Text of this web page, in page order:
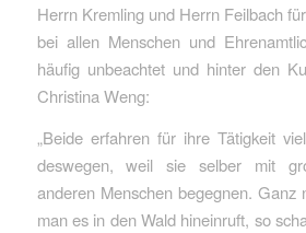
Herrn Kremling und Herrn Feilbach
bei allen Menschen und
häufig unbeachtet und hinter den
Christina Weng:
„Beide erfahren für ihre Tätigkeit
deswegen, weil sie selber mit
anderen Menschen begegnen. Ganz
man es in den Wald hineinruft, so